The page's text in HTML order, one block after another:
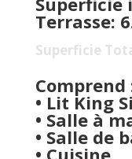
Terrasse:
Superficie
Comprend
• Lit King
• Salle à
• Salle de
• Cuisine